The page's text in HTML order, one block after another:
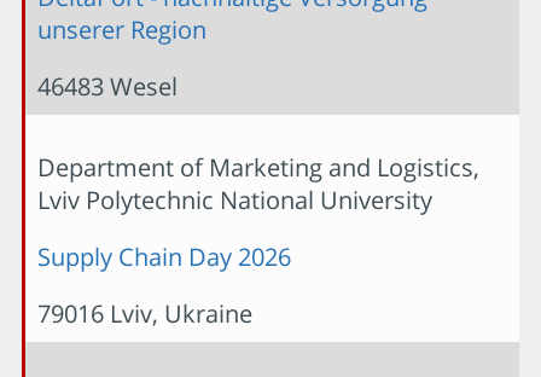
unserer Region
46483 Wesel
Department of Marketing and Logistics,
Lviv Polytechnic National University
Supply Chain Day 2026
79016 Lviv, Ukraine